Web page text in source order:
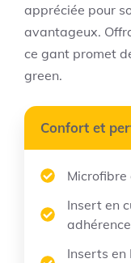
appréciée pour
avantageux.
ce gant promet
green.
Confort et
Microfibre
Insert en
adhérence
Inserts en